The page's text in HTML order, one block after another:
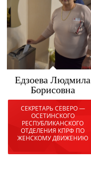
Едзоева Людмила
Борисовна
СЕКРЕТАРЬ СЕВЕРО —
ОСЕТИНСКОГО
РЕСПУБЛИКАНСКОГО
ОТДЕЛЕНИЯ КПРФ ПО
ЖЕНСКОМУ ДВИЖЕНИЮ